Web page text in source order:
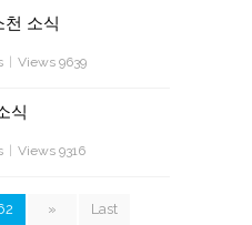
소식
Views 9639
식
Views 9316
» Last